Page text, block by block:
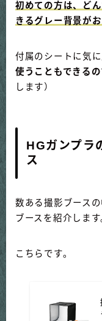
初めての方は、ど
きるグレー背景がお
付属のシートに気
使うこともできるの
します）
HGガンプラ
ス
数ある撮影ブース
ブースを紹介します
こちらです。